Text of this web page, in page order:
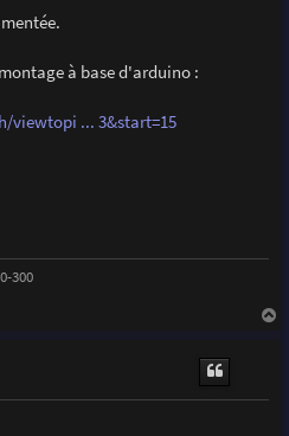
//ISR flash
//Enable Timer2
à base d'arduino :
viewtopi ... 3&start=15
300